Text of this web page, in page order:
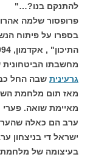
להתנקם בנו?…"
פרופסור שלמה
בספרו על פיתוח
מחשבתו הביטחונית
גרעינית שבה החל
מאז תום מלחמת
מאיימת שואה. פערי
ערב הם כאלה
ישראל די בניצחון
בעיצומה של